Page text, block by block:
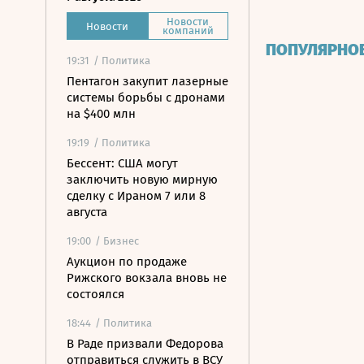
Новости Новости
компаний
19:31 / Политика
Пентагон закупит лазерные
системы борьбы с дронами
на $400 млн
19:19 / Политика
Бессент: США могут
заключить новую мирную
сделку с Ираном 7 или 8
августа
19:00 / Бизнес
Аукцион по продаже
Рижского вокзала вновь не
состоялся
18:44 / Политика
В Раде призвали Федорова
отправиться служить в ВСУ